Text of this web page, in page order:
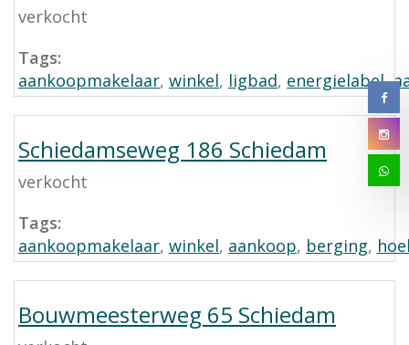
verkocht
Tags:
aankoopmakelaar, winkel, ligbad, energielabel,
Schiedamseweg 186 Schiedam
verkocht
Tags:
aankoopmakelaar, winkel, aankoop, berging,
Bouwmeesterweg 65 Schiedam